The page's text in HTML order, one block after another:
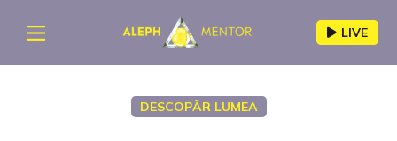
LIVE
DESCOPĂR LUMEA